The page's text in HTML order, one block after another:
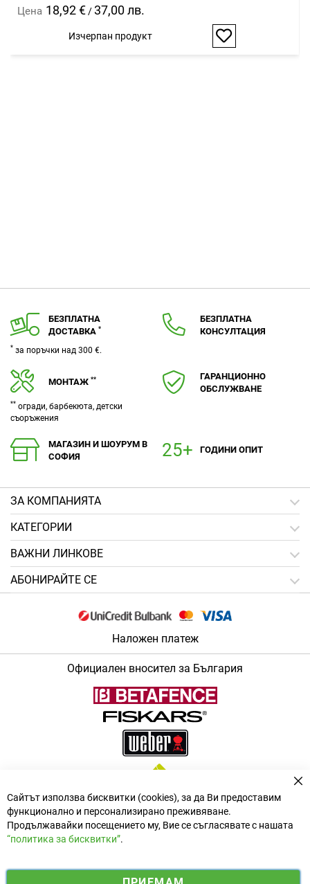
Цена 18,92 € / 37,00 лв.
Изчерпан продукт
Добави
БЕЗПЛАТНА
ДОСТАВКА *
* за поръчки над 300 €.
БЕЗПЛАТНА
КОНСУЛТАЦИЯ
МОНТАЖ **
** огради, барбекюта, детски
съоръжения
ГАРАНЦИОННО
ОБСЛУЖВАНЕ
МАГАЗИН И ШОУРУМ В
СОФИЯ
ГОДИНИ ОПИТ
ЗA КОМПАНИЯТА
КАТЕГОРИИ
ВАЖНИ ЛИНКОВЕ
АБОНИРАЙТЕ СЕ
Наложен платеж
Официален вносител за България
i
y
Сайтът използва бисквитки (cookies), за да Ви предоставим
функционално и персонализирано преживяване.
Продължавайки посещението му, Вие се съгласявате с нашата
“политика за бисквитки”.